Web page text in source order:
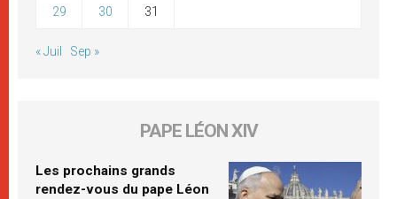
29 30 31
« Juil Sep »
PAPE LÉON XIV
Les prochains grands
rendez-vous du pape Léon